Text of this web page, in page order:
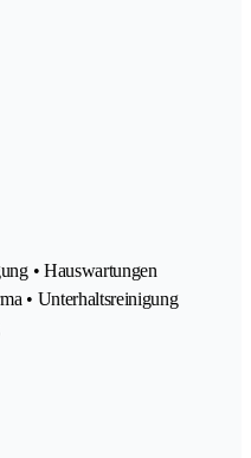
• Hauswartungen
• Unterhaltsreinigung